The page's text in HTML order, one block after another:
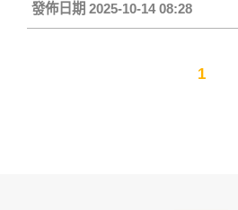
發佈日期 2025-10-14 08:28
1